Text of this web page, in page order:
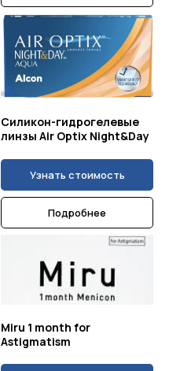
Силикон-гидрогелевые
линзы Air Optix Night&Day
Узнать стоимость
Подробнее
Miru 1 month for
Astigmatism